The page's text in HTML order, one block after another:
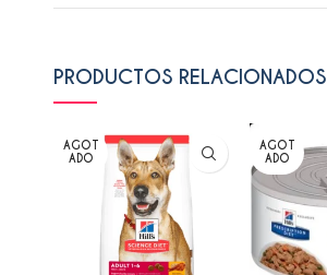
PRODUCTOS RELACIONADOS
AGOT
ADO
AGOT
ADO